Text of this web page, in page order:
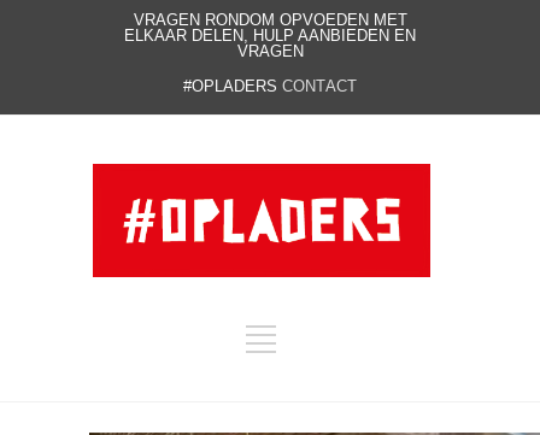
VRAGEN RONDOM OPVOEDEN MET
ELKAAR DELEN, HULP AANBIEDEN EN
VRAGEN
#OPLADERS CONTACT